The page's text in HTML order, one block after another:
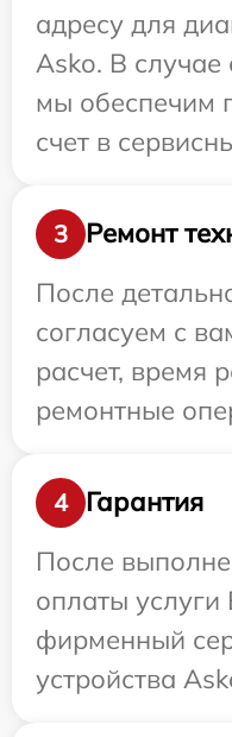
адресу для
Asko. В
мы обеспечим
счет в
3
Ремонт
После
согласуем с
расчет, время
ремонтные
4
Гарантия
После
оплаты
фирменный
устройства